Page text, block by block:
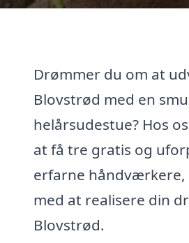
Drømmer du om at
Blovstrød med en
helårsudestue? Hos
at få tre gratis og
erfarne
med at realisere din
Blovstrød.